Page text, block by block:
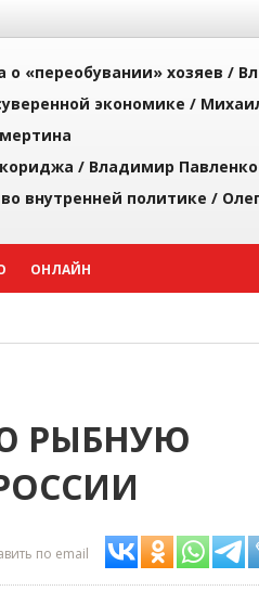
о «переобувании» хозяев /
экономике /
/ Владимир Павленко
внутренней политике /
ОНЛАЙН
РЫБНУЮ
по email